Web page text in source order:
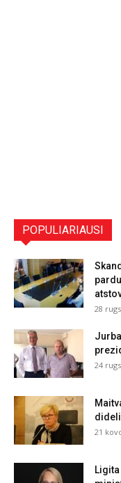
POPULIARIAUSI
28
24
21